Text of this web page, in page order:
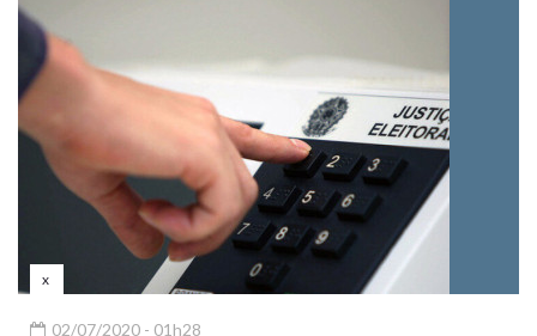
x
02/07/2020 - 01h28